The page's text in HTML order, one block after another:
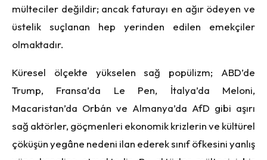
mülteciler değildir; ancak faturayı en ağır ödeyen ve
üstelik suçlanan hep yerinden edilen emekçiler
olmaktadır.
Küresel ölçekte yükselen sağ popülizm; ABD’de
Trump, Fransa’da Le Pen, İtalya’da Meloni,
Macaristan’da Orbán ve Almanya’da AfD gibi aşırı
sağ aktörler, göçmenleri ekonomik krizlerin ve kültürel
çöküşün yegâne nedeni ilan ederek sınıf öfkesini yanlış